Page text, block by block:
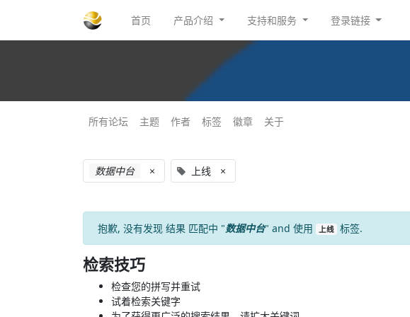
首页 产品介绍 支持和服务 登录链接
所有论坛 主题 作者 标签 徽章 关于
数据中台 × 上线 ×
抱歉, 没有发现 结果 匹配中 "数据中台" and 使用 上线 标签.
检索技巧
检查您的拼写并重试
试着检索关键字